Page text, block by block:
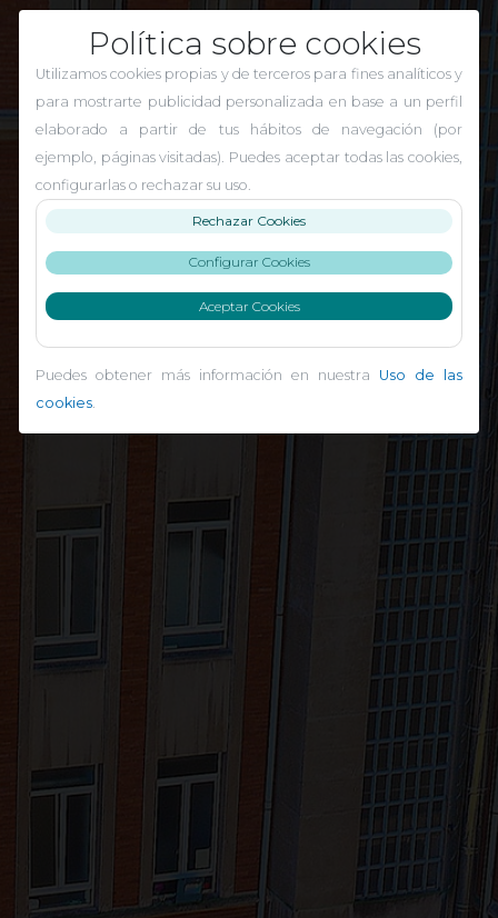
Política sobre cookies
Utilizamos cookies propias y de terceros para fines analíticos y
para mostrarte publicidad personalizada en base a un perfil
elaborado a partir de tus hábitos de navegación (por
ejemplo, páginas visitadas). Puedes aceptar todas las cookies,
configurarlas o rechazar su uso.
Rechazar Cookies
Configurar Cookies
Aceptar Cookies
Puedes obtener más información en nuestra Uso de las
cookies